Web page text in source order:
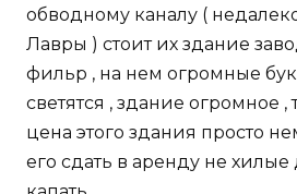
обводному каналу (
Лавры ) стоит их здание
фильр , на нем огромные
светятся , здание огромное ,
цена этого здания просто
его сдать в аренду не хилые